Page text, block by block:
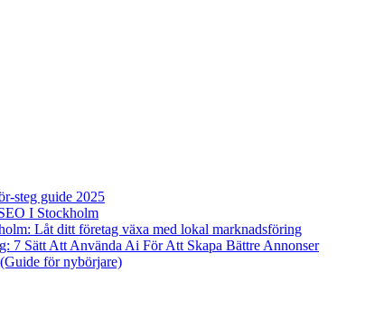
steg guide 2025
I Stockholm
Låt ditt företag växa med lokal marknadsföring
7 Sätt Att Använda Ai För Att Skapa Bättre Annonser
för nybörjare)